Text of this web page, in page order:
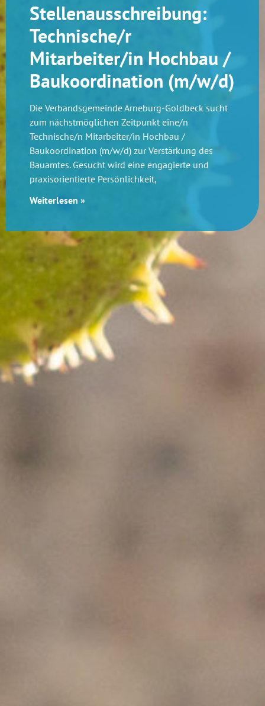
Stellenausschreibung:
Technische/r
Mitarbeiter/in Hochbau /
Baukoordination (m/w/d)
Die Verbandsgemeinde Arneburg-Goldbeck sucht
zum nächstmöglichen Zeitpunkt eine/n
Technische/n Mitarbeiter/in Hochbau /
Baukoordination (m/w/d) zur Verstärkung des
Bauamtes. Gesucht wird eine engagierte und
praxisorientierte Persönlichkeit,
Weiterlesen »